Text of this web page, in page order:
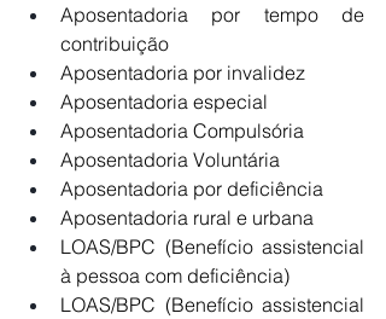
Aposentadoria por tempo de
contribuição
Aposentadoria por invalidez
Aposentadoria especial
Aposentadoria Compulsória
Aposentadoria Voluntária
Aposentadoria por deficiência
Aposentadoria rural e urbana
LOAS/BPC (Benefício assistencial
à pessoa com deficiência)
LOAS/BPC (Benefício assistencial